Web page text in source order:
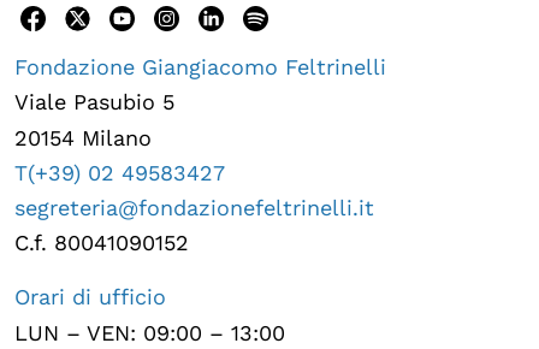
Fondazione Giangiacomo Feltrinelli
Viale Pasubio 5
20154 Milano
T(+39) 02 49583427
segreteria@fondazionefeltrinelli.it
C.f. 80041090152
Orari di ufficio
LUN – VEN: 09:00 – 13:00